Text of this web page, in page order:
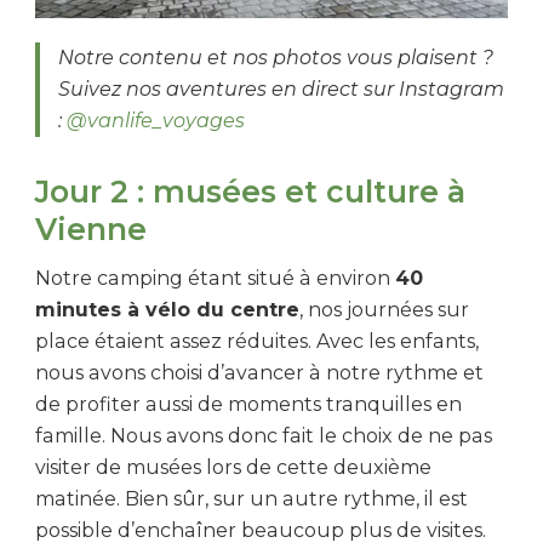
Notre contenu et nos photos vous plaisent ?
Suivez nos aventures en direct sur Instagram
: @vanlife_voyages
Jour 2 : musées et culture à
Vienne
Notre camping étant situé à environ 40
minutes à vélo du centre, nos journées sur
place étaient assez réduites. Avec les enfants,
nous avons choisi d’avancer à notre rythme et
de profiter aussi de moments tranquilles en
famille. Nous avons donc fait le choix de ne pas
visiter de musées lors de cette deuxième
matinée. Bien sûr, sur un autre rythme, il est
possible d’enchaîner beaucoup plus de visites.